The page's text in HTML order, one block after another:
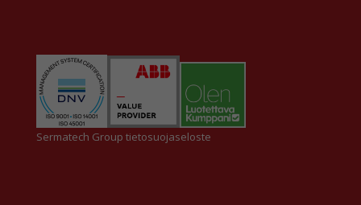
Sermatech Group tietosuojaseloste